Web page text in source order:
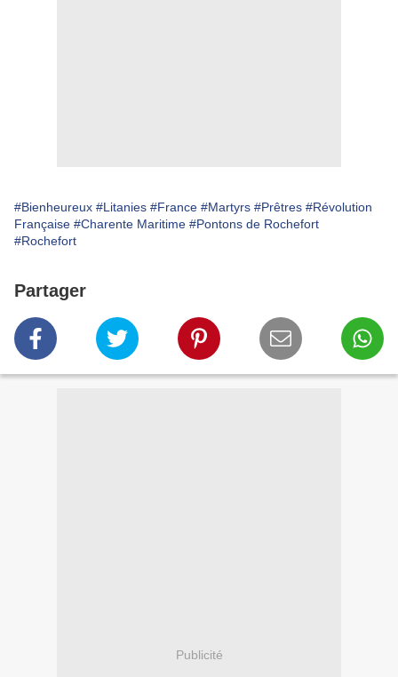
#Bienheureux #Litanies #France #Martyrs #Prêtres #Révolution
Française #Charente Maritime #Pontons de Rochefort
#Rochefort
Partager
Publicité